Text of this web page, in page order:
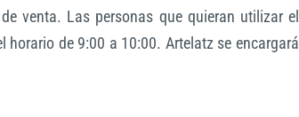
venta. Las personas que quieran utilizar el
de 9:00 a 10:00. Artelatz se encargará